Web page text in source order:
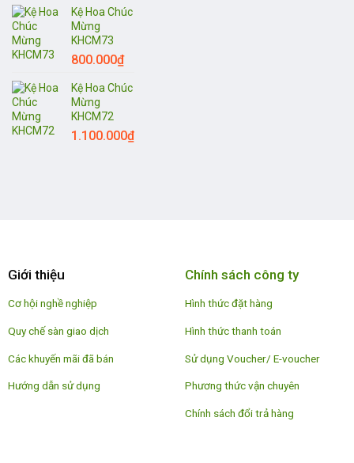
Kệ Hoa Chúc
Mừng
KHCM73
800.000₫
Kệ Hoa Chúc
Mừng
KHCM72
1.100.000₫
Giới thiệu
Cơ hội nghề nghiệp
Quy chế sàn giao dịch
Các khuyến mãi đã bán
Hướng dẫn sử dụng
Chính sách công ty
Hình thức đặt hàng
Hình thức thanh toán
Sử dụng Voucher/ E-voucher
Phương thức vận chuyên
Chính sách đổi trả hàng